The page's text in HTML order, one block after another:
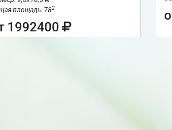
площадь: 782
1992400